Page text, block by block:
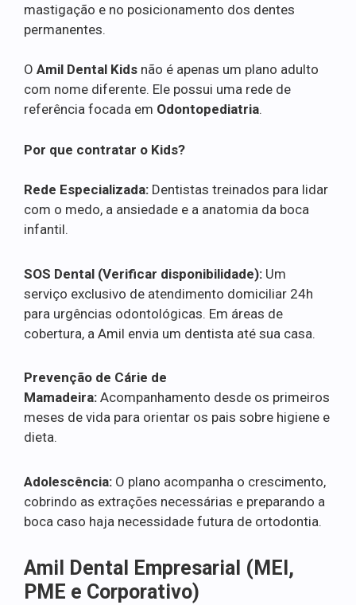
mastigação e no posicionamento dos dentes
permanentes.
O Amil Dental Kids não é apenas um plano adulto
com nome diferente. Ele possui uma rede de
referência focada em Odontopediatria.
Por que contratar o Kids?
Rede Especializada: Dentistas treinados para lidar
com o medo, a ansiedade e a anatomia da boca
infantil.
SOS Dental (Verificar disponibilidade): Um
serviço exclusivo de atendimento domiciliar 24h
para urgências odontológicas. Em áreas de
cobertura, a Amil envia um dentista até sua casa.
Prevenção de Cárie de
Mamadeira: Acompanhamento desde os primeiros
meses de vida para orientar os pais sobre higiene e
dieta.
Adolescência: O plano acompanha o crescimento,
cobrindo as extrações necessárias e preparando a
boca caso haja necessidade futura de ortodontia.
Amil Dental Empresarial (MEI,
PME e Corporativo)